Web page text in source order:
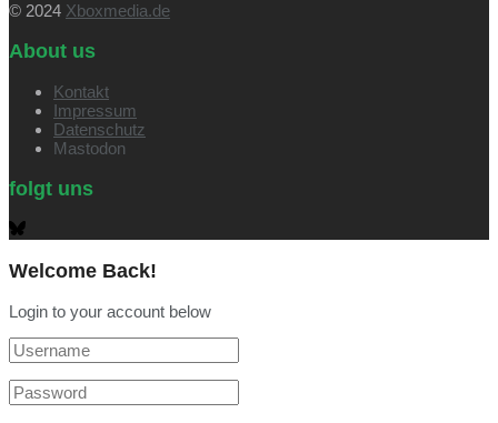
© 2024 Xboxmedia.de
About us
Kontakt
Impressum
Datenschutz
Mastodon
folgt uns
Welcome Back!
Login to your account below